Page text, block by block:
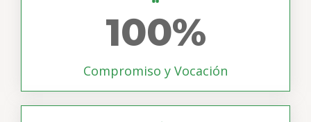
100%
Compromiso y Vocación